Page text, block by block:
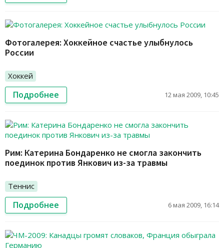
Фотогалерея: Хоккейное счастье улыбнулось
России
Хоккей
Подробнее 12 мая 2009, 10:45
Рим: Катерина Бондаренко не смогла закончить
поединок против Янкович из-за травмы
Теннис
Подробнее 6 мая 2009, 16:14